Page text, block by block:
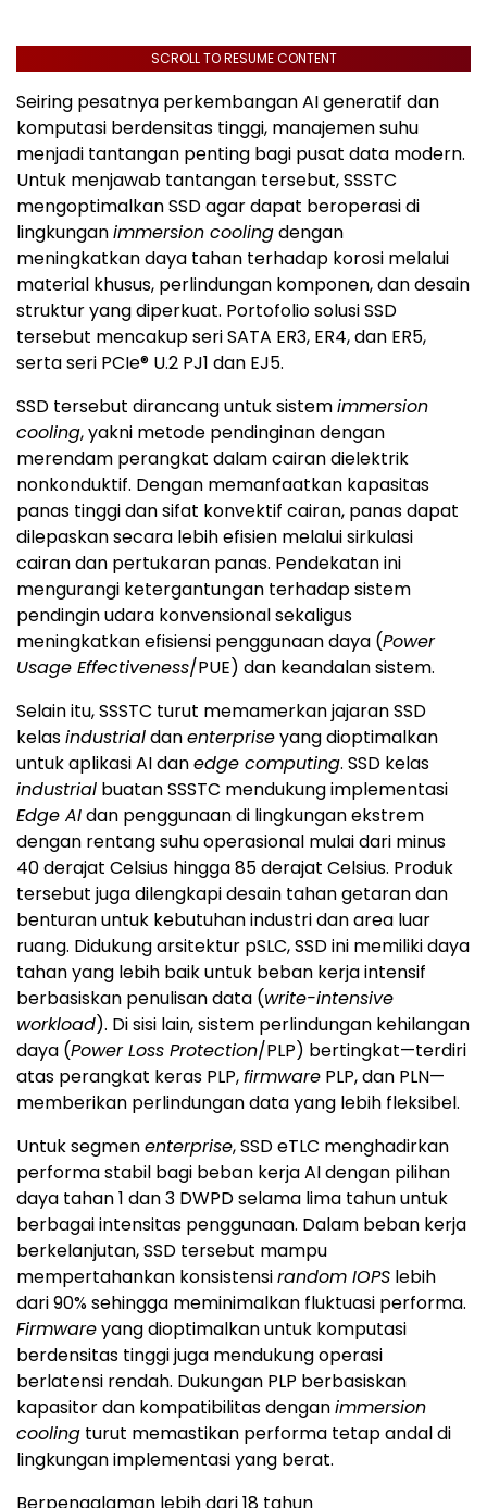
SCROLL TO RESUME CONTENT
Seiring pesatnya perkembangan AI generatif dan
komputasi berdensitas tinggi, manajemen suhu
menjadi tantangan penting bagi pusat data modern.
Untuk menjawab tantangan tersebut, SSSTC
mengoptimalkan SSD agar dapat beroperasi di
lingkunganimmersion coolingdengan
meningkatkan daya tahan terhadap korosi melalui
material khusus, perlindungan komponen, dan desain
struktur yang diperkuat. Portofolio solusi SSD
tersebut mencakup seri SATA ER3, ER4, dan ER5,
serta seri PCIe® U.2 PJ1 dan EJ5.
SSD tersebut dirancang untuk sistemimmersion
cooling, yakni metode pendinginan dengan
merendam perangkat dalam cairan dielektrik
nonkonduktif. Dengan memanfaatkan kapasitas
panas tinggi dan sifat konvektif cairan, panas dapat
dilepaskan secara lebih efisien melalui sirkulasi
cairan dan pertukaran panas. Pendekatan ini
mengurangi ketergantungan terhadap sistem
pendingin udara konvensional sekaligus
meningkatkan efisiensi penggunaan daya (Power
Usage Effectiveness/PUE) dan keandalan sistem.
Selain itu, SSSTC turut memamerkan jajaran SSD
kelasindustrialdanenterpriseyang dioptimalkan
untuk aplikasi AI danedge computing. SSD kelas
industrial buatan SSSTC mendukung implementasi
Edge AIdan penggunaan di lingkungan ekstrem
dengan rentang suhu operasional mulai dari minus
40 derajat Celsius hingga 85 derajat Celsius. Produk
tersebut juga dilengkapi desain tahan getaran dan
benturan untuk kebutuhan industri dan area luar
ruang. Didukung arsitektur pSLC, SSD ini memiliki daya
tahan yang lebih baik untuk beban kerja intensif
berbasiskan penulisan data (write-intensive
workload). Di sisi lain, sistem perlindungan kehilangan
daya (Power Loss Protection/PLP) bertingkat—terdiri
atas perangkat keras PLP,firmware PLP, dan PLN—
memberikan perlindungan data yang lebih fleksibel.
Untuk segmenenterprise, SSD eTLC menghadirkan
performa stabil bagi beban kerja AI dengan pilihan
daya tahan 1 dan 3 DWPD selama lima tahun untuk
berbagai intensitas penggunaan. Dalam beban kerja
berkelanjutan, SSD tersebut mampu
mempertahankan konsistensirandom IOPS lebih
dari 90% sehingga meminimalkan fluktuasi performa.
Firmwareyang dioptimalkan untuk komputasi
berdensitas tinggi juga mendukung operasi
berlatensi rendah. Dukungan PLP berbasiskan
kapasitor dan kompatibilitas denganimmersion
cooling turut memastikan performa tetap andal di
lingkungan implementasi yang berat.
Berpengalaman lebih dari 18 tahun